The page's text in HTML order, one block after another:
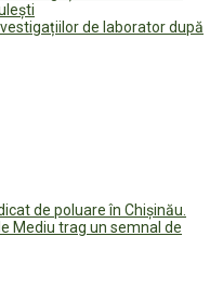
de laborator după
de poluare în Chișinău.
Mediu trag un semnal de